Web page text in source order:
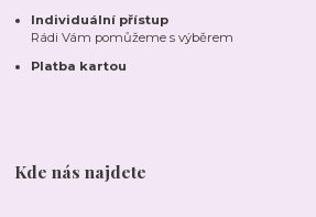
Individuální přístup
Rádi Vám pomůžeme s výběrem
Platba kartou
Kde nás najdete